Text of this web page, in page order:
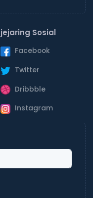
jejaring Sosial
Facebook
Twitter
Dribbble
Instagram